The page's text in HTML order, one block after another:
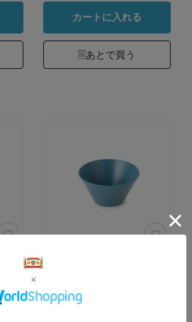
カートに入れる
あとで買う
RIN&CO. 越前硬
漆 深ボウル S